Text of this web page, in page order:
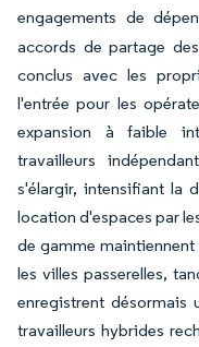
engagements de
accords de partage
conclus avec les
l'entrée pour les
expansion à faible
travailleurs
s'élargir, intensifiant la
location d'espaces par
de gamme
les villes passerelles,
enregistrent désormais
travailleurs hybrides